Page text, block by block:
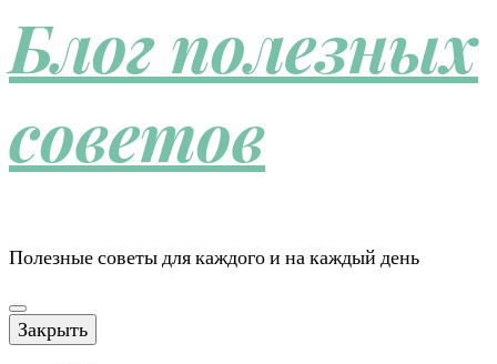
Блог полезных
советов
Полезные советы для каждого и на каждый день
Закрыть